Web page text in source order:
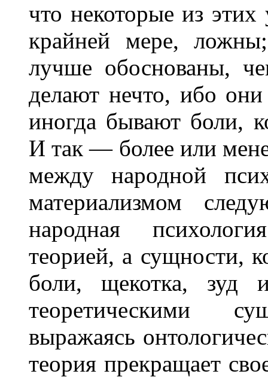
что некоторые из
крайней мере,
лучше обоснованы,
делают нечто, ибо
иногда бывают боли,
И так — более или
между народной
материализмом
народная
теорией, а сущности,
боли, щекотка, зуд
теоретическими
выражаясь
теория прекращает